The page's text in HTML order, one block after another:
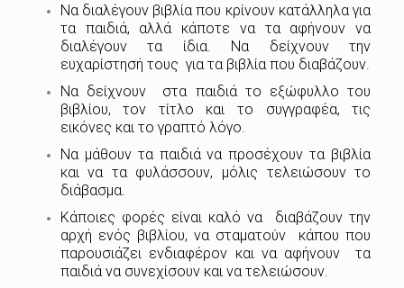
Να διαλέγουν βιβλία που κρίνουν κατάλληλα για
τα παιδιά, αλλά κάποτε να τα αφήνουν να
διαλέγουν τα ίδια. Να δείχνουν την
ευχαρίστησή τους για τα βιβλία που διαβάζουν.
Να δείχνουν στα παιδιά το εξώφυλλο του
βιβλίου, τον τίτλο και το συγγραφέα, τις
εικόνες και το γραπτό λόγο.
Να μάθουν τα παιδιά να προσέχουν τα βιβλία
και να τα φυλάσσουν, μόλις τελειώσουν το
διάβασμα.
Κάποιες φορές είναι καλό να διαβάζουν την
αρχή ενός βιβλίου, να σταματούν κάπου που
παρουσιάζει ενδιαφέρον και να αφήνουν τα
παιδιά να συνεχίσουν και να τελειώσουν.